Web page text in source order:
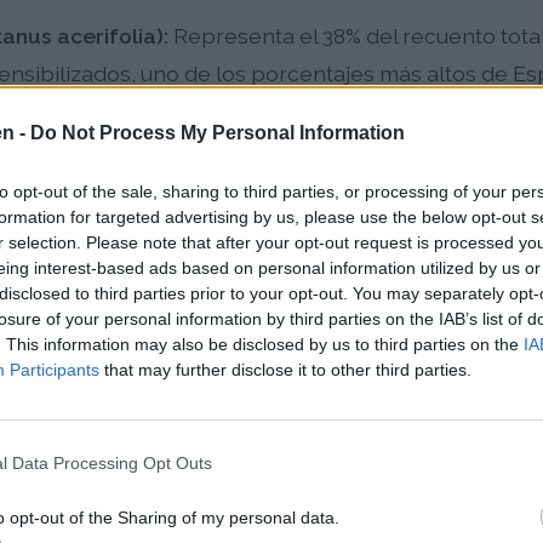
- Do Not Process My Personal Information
opt-out of the sale, sharing to third parties, or processing of your
for targeted advertising by us, please use the below opt-out
selection. Please note that after your opt-out request is processed
interest-based ads based on personal information utilized by us
to third parties prior to your opt-out. You may separately
of your personal information by third parties on the IAB’s list of
This information may also be disclosed by us to third parties on the
Participants that may further disclose it to other third parties.
Data Processing Opt Outs
opt-out of the Sharing of my personal data.
acerifolia): Representa el 38% del recuento
uno de los porcentajes más altos de
sensibilización en el 88% de los alérgicos al
inferiores a 1.000 granos/m³ para 2025 en
Planta esteparia única de la zona que representa el
alérgicos, prospera en solares y terrenos alterados
Sensibiliza al 61% de los pacientes alérgicos, con
en abril-mayo
y el viento cierzo favorecen la dispersión
y los solares urbanos proporcionan hábitat
pueden permanecer latentes durante
climático está prolongando las temporadas